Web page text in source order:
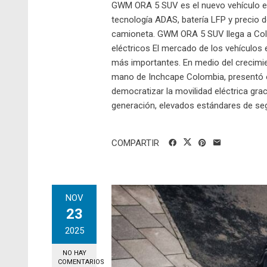
GWM ORA 5 SUV es el nuevo
tecnología ADAS, batería LFP y precio
camioneta. GWM ORA 5 SUV llega a
eléctricos El mercado de los
más importantes. En medio del
mano de Inchcape Colombia, presentó
democratizar la movilidad eléctrica
generación, elevados estándares de
COMPARTIR
NOV
23
2025
NO HAY
COMENTARIOS